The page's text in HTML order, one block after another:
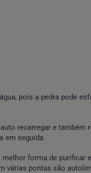
pois a pedra pode
recarregar e
em seguida.
forma de
várias pontas são